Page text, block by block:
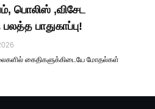
பொலிஸ் ,விசேட
பாதுகாப்பு!
கைதிகளுக்கிடையே மோதல்கள்